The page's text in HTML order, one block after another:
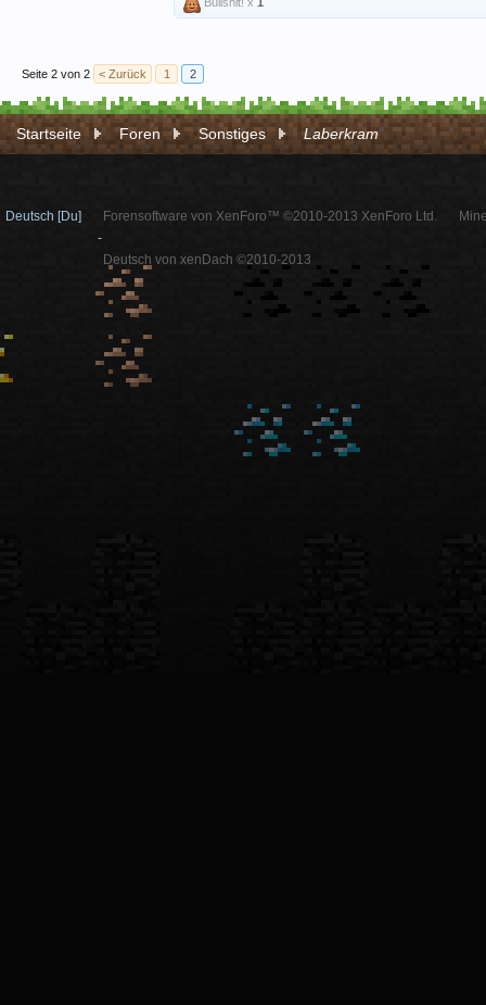
Seite 2 von 2 < Zurück 1 2
Startseite Foren Sonstiges Laberkram
Deutsch [Du]
Forensoftware von XenForo™ ©2010-2013 XenForo Ltd.
-
Deutsch von xenDach ©2010-2013